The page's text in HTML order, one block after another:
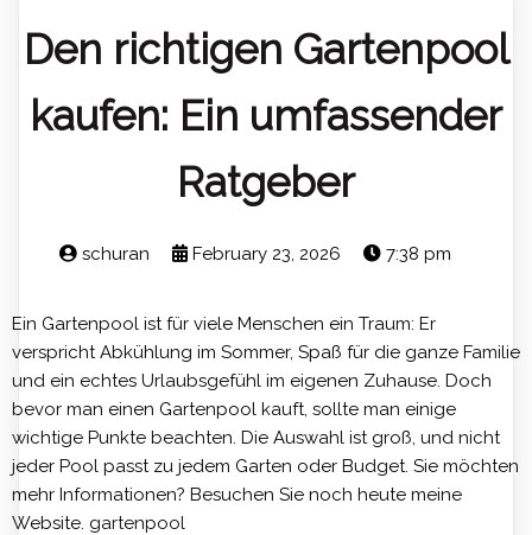
Den richtigen Gartenpool
kaufen: Ein umfassender
Ratgeber
schuran February 23, 2026 7:38 pm
Ein Gartenpool ist für viele Menschen ein Traum: Er
verspricht Abkühlung im Sommer, Spaß für die ganze Familie
und ein echtes Urlaubsgefühl im eigenen Zuhause. Doch
bevor man einen Gartenpool kauft, sollte man einige
wichtige Punkte beachten. Die Auswahl ist groß, und nicht
jeder Pool passt zu jedem Garten oder Budget. Sie möchten
mehr Informationen? Besuchen Sie noch heute meine
Website. gartenpool